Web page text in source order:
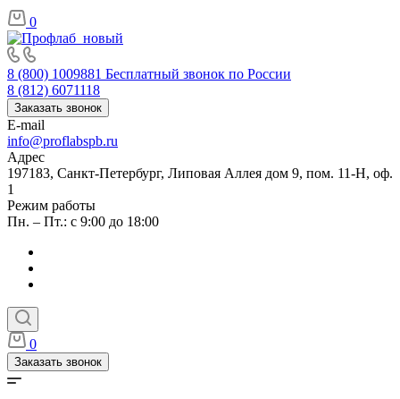
0
8 (800) 1009881 Бесплатный звонок по России
8 (812) 6071118
Заказать звонок
E-mail
info@proflabspb.ru
Адрес
197183, Санкт-Петербург, Липовая Аллея дом 9, пом. 11-Н, оф.
1
Режим работы
Пн. – Пт.: с 9:00 до 18:00
0
Заказать звонок